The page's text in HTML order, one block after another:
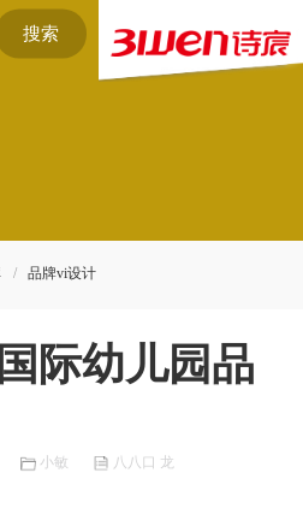
搜索
品牌vi设计
际幼儿园品
小敏
八八口 龙